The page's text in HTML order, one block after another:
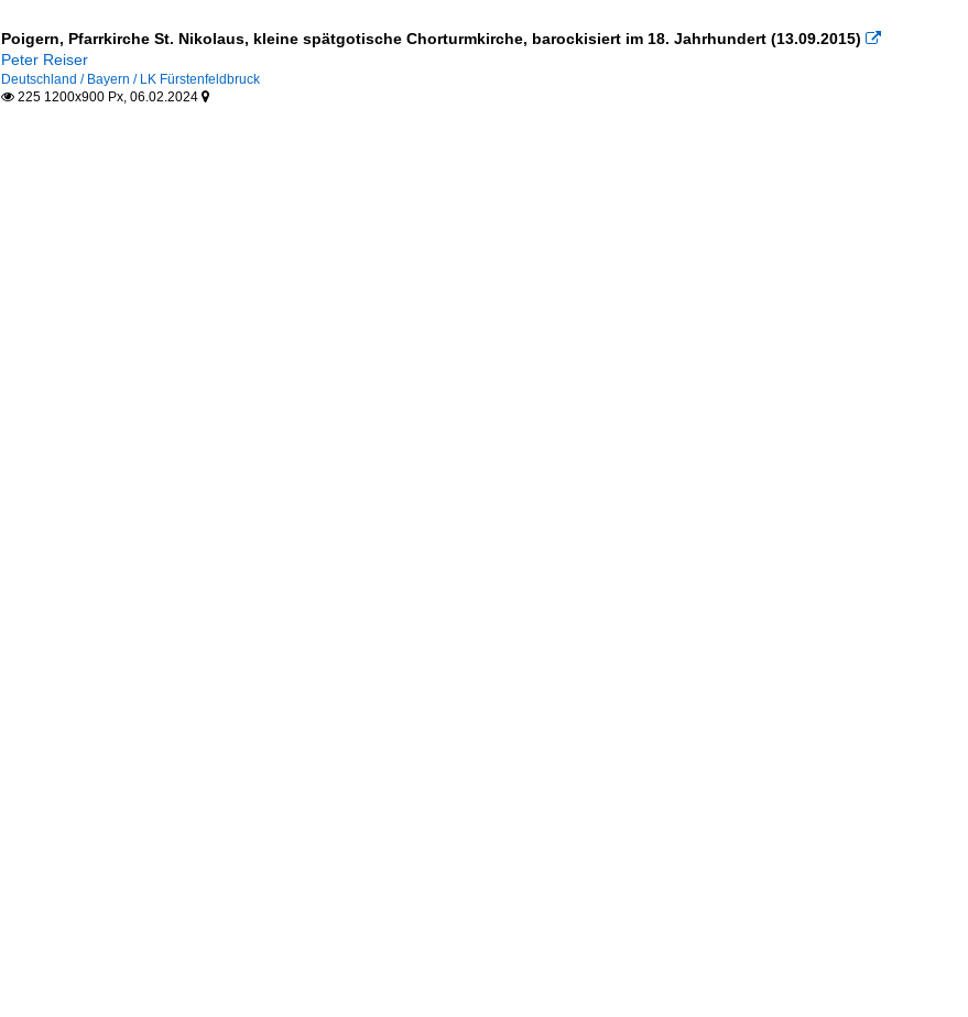
Poigern, Pfarrkirche St. Nikolaus, kleine spätgotische Chorturmkirche, barockisiert im 18. Jahrhundert (13.09.2015) 
Peter Reiser
Deutschland / Bayern / LK Fürstenfeldbruck
225 1200x900 Px, 06.02.2024 